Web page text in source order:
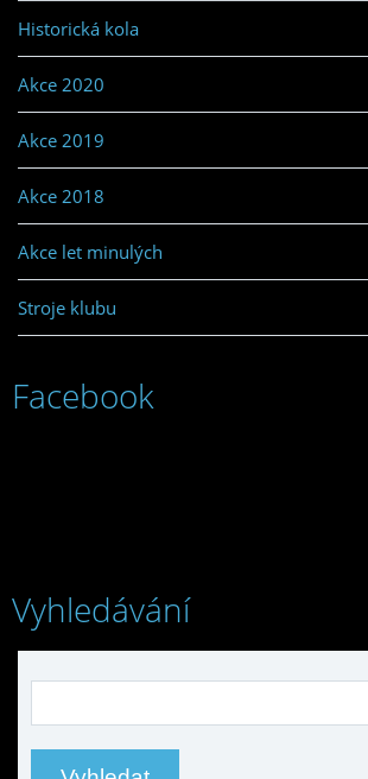
Historická kola
Akce 2020
Akce 2019
Akce 2018
Akce let minulých
Stroje klubu
Facebook
Vyhledávání